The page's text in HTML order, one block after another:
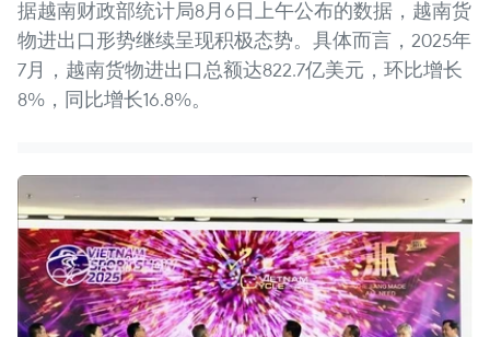
据越南财政部统计局8月6日上午公布的数据，越南货
物进出口形势继续呈现积极态势。具体而言，2025年
7月，越南货物进出口总额达822.7亿美元，环比增长
8%，同比增长16.8%。